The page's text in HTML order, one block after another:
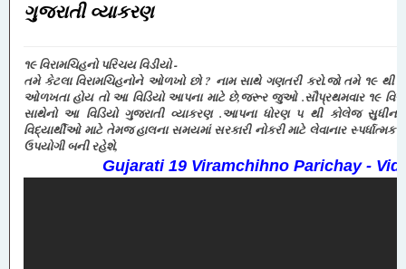
ગુજરાતી વ્યાકરણ
૧૯ વિરામચિહનો પરિચય વિડીયો -
તમે કેટલા વિરામચિહનોને ઓળખો છો ? નામ સાથે ગણતરી કરો.જો તમે ૧૯ થી
ઓળખતા હોય તો આ વિડિયો આપના માટે છે,જરૂર જુઓ .સૌપ્રથમવાર ૧૯
સાથેનો આ વિડિયો ગુજરાતી વ્યાકરણ .આપના ધોરણ ૫ થી કોલેજ સુધીના
વિદ્યાર્થીઓ માટે તેમજ હાલના સમયમાં સરકારી નોકરી માટે લેવાનાર સ્પર્ધાત્મક
ઉપયોગી બની રહેશે,
Gujarati 19 Viramchihno Parichay -